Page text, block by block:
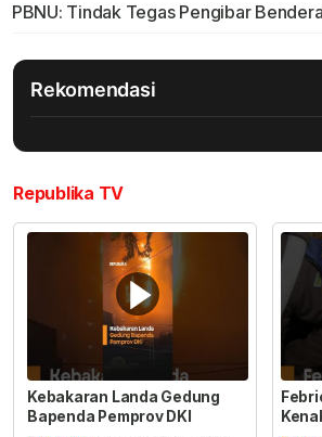
PBNU: Tindak Tegas Pengibar
Rekomendasi
Republika TV
Kebakaran Landa Gedung
Bapenda Pemprov DKI